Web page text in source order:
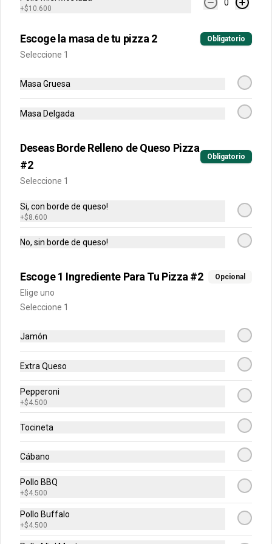
Arma tu pizza única mediana
Arma tu pizza única grande
Acompañantes
Buffalo, BBQ o mixtas.
nuestra deliciosa masa de pizza.
+$10.600
0
Escoge la masa de tu pizza 2 Obligatorio
Seleccione 1
Masa Gruesa
Masa Delgada
Deseas Borde Relleno de Queso Pizza
#2
Obligatorio
Seleccione 1
Si, con borde de queso!
+$8.600
No, sin borde de queso!
Escoge 1 Ingrediente Para Tu Pizza #2 Opcional
Elige uno
Seleccione 1
Jamón
Extra Queso
Pepperoni
+$4.500
Tocineta
Cábano
Pollo BBQ
+$4.500
Pollo Buffalo
+$4.500